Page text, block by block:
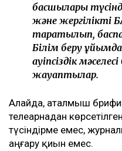
басшылары
және жергілікті
таратылып,
Білім беру
қауіпсіздік
жауаптылар.
Алайда, аталмыш
телеарнадан
түсіндірме емес,
аңғару қиын емес.